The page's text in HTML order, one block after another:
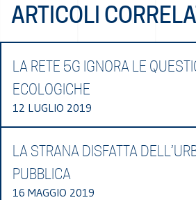
ARTICOLI
LA RETE 5G IGNORA LE
ECOLOGICHE
12 LUGLIO 2019
LA STRANA DISFATTA
PUBBLICA
16 MAGGIO 2019